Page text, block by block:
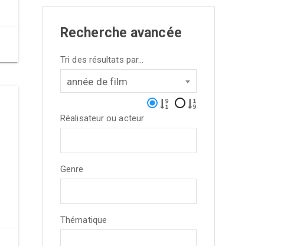
Recherche avancée
Tri des résultats par...
année de film
Réalisateur ou acteur
Genre
Thématique